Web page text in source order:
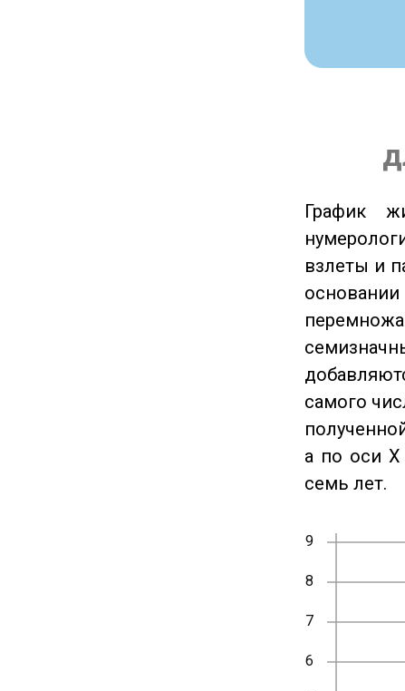
График
взлеты и
самого
а по оси
семь лет.